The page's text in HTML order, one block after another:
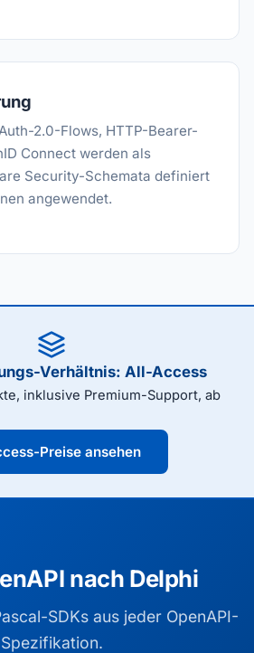
2.0-Flows, HTTP-Bearer-
Connect werden als
Security-Schemata definiert
angewendet.
Verhältnis: All-Access
inklusive Premium-Support, ab
Preise ansehen
nach Delphi
SDKs aus jeder OpenAPI-
Spezifikation.